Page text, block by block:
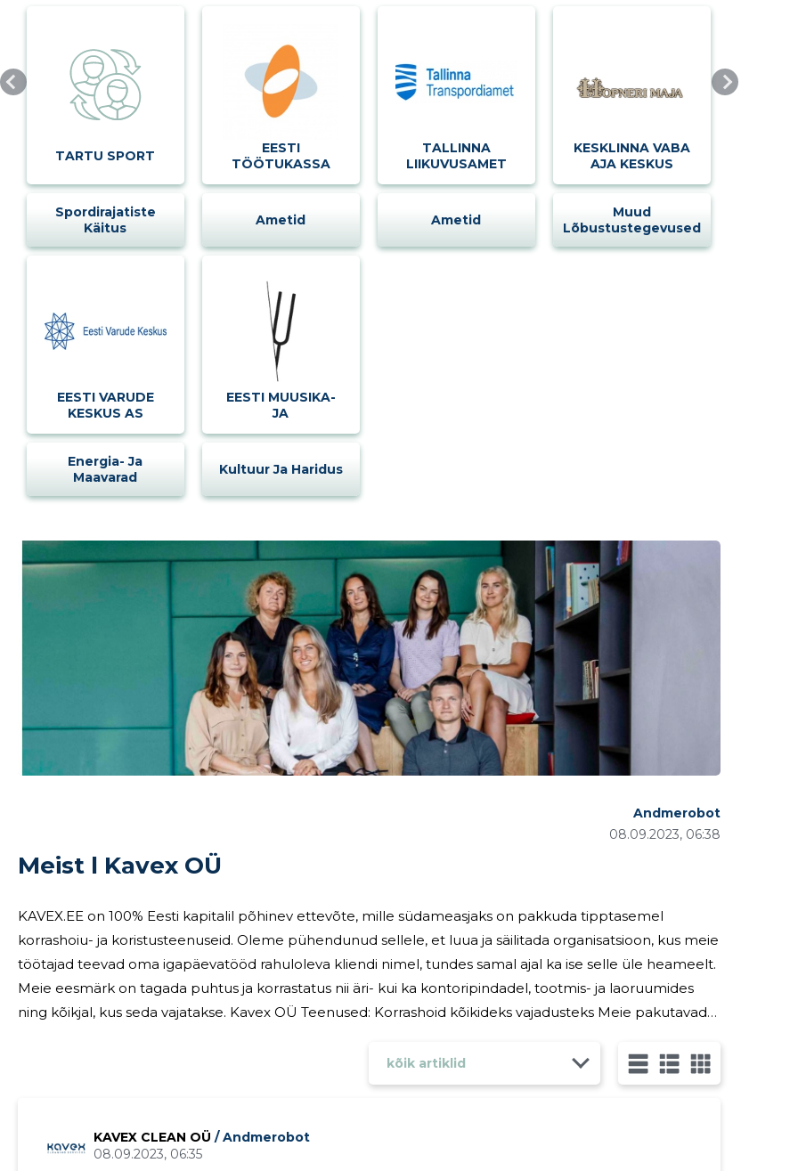
TARTU SPORT
Spordirajatiste
Käitus
EESTI
TÖÖTUKASSA
Ametid
TALLINNA
LIIKUVUSAMET
Ametid
KESKLINNA VABA
AJA KESKUS
Muud
Lõbustustegevused
EESTI VARUDE
KESKUS AS
Energia- Ja
Maavarad
EESTI MUUSIKA-
JA
Kultuur Ja Haridus
Meist l Kavex OÜ
08.09.2023, 06:38
Andmerobot
KAVEX.EE on 100% Eesti kapitalil põhinev ettevõte, mille südameasjaks on pakkuda tipptasemel
korrashoiu- ja koristusteenuseid. Oleme pühendunud sellele, et luua ja säilitada organisatsioon, kus meie
töötajad teevad oma igapäevatööd rahuloleva kliendi nimel, tundes samal ajal ka ise selle üle heameelt.
Meie eesmärk on tagada puhtus ja korrastatus nii äri- kui ka kontoripindadel, tootmis- ja laoruumides
ning kõikjal, kus seda vajatakse. Kavex OÜ Teenused: Korrashoid kõikideks vajadusteks Meie pakutavad
kõik artiklid
KAVEX CLEAN OÜ / Andmerobot
08.09.2023, 06:35